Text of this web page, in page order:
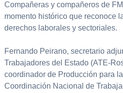
Compañeras y compañeros de
momento histórico que reconoce
derechos laborales y sectoriales.
Fernando Peirano, secretario
Trabajadores del Estado (ATE-
coordinador de Producción para
Coordinación Nacional de